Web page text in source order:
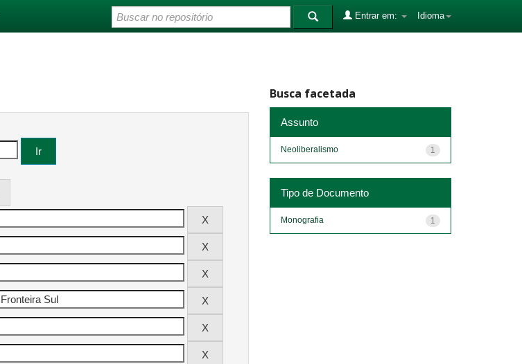
Idioma
Entrar em:
Busca facetada
Assunto
1
Neoliberalismo
Tipo de Documento
1
Monografia